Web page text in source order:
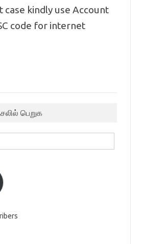
case kindly use Account
code for internet
பெறுக